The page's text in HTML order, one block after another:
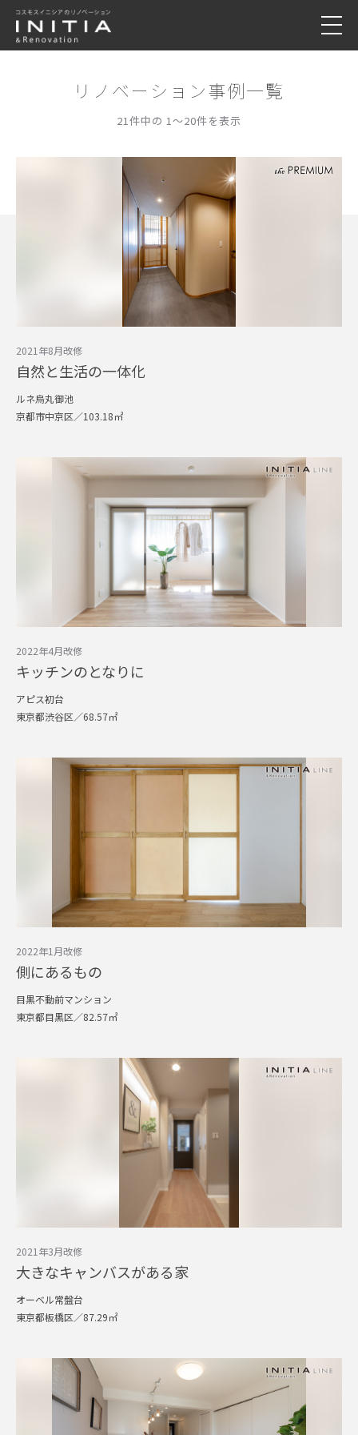
リノベーション事例一覧
21件中の 1〜20件を表示
2021年8月改修
自然と生活の一体化
ルネ烏丸御池
京都市中京区／103.18㎡
2022年4月改修
キッチンのとなりに
アピス初台
東京都渋谷区／68.57㎡
2022年1月改修
側にあるもの
目黒不動前マンション
東京都目黒区／82.57㎡
2021年3月改修
大きなキャンバスがある家
オーベル常盤台
東京都板橋区／87.29㎡